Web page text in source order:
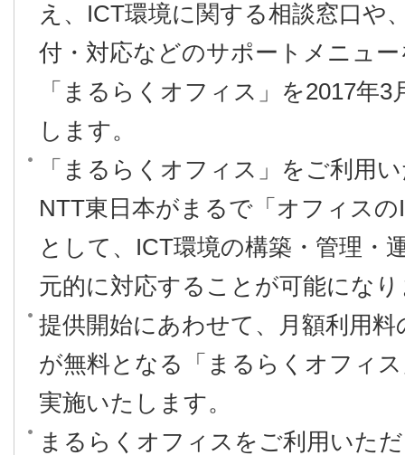
え、ICT環境に関する相談窓口や
付・対応などのサポートメニュ
「まるらくオフィス」を2017年
します。
「まるらくオフィス」をご利用
NTT東日本がまるで「オフィス
として、ICT環境の構築・管理・
元的に対応することが可能にな
提供開始にあわせて、月額利用
が無料となる「まるらくオフィ
実施いたします。
まるらくオフィスをご利用いた